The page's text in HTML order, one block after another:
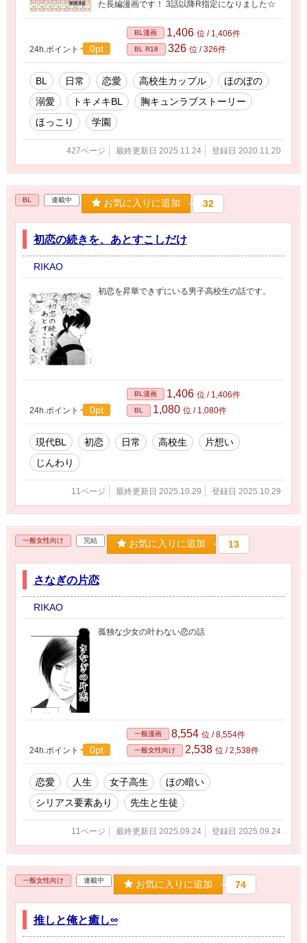
た長編漫画です！ 3話以降R指定になりました☆
24h.ポイント 0pt
BL漫画 1,406 位 / 1,406件
BL R18 326 位 / 326件
BL 日常 恋愛 高校生カップル
ほのぼの
溺愛
トキメキBL
胸キュンラブストーリー
ほっこり
学園
427ページ 最終更新日 2025.11.24 登録日 2020.11.20
BL 連載中 お気に入りに追加 32
初恋の続きを、あとすこしだけ
RIKAO
初恋を昇華できずにいる男子高校生の話です。
24h.ポイント 0pt
BL漫画 1,406 位 / 1,406件
BL 1,080 位 / 1,080件
現代BL 初恋 日常 高校生
片想い
じんわり
11ページ 最終更新日 2025.10.29 登録日 2025.10.29
一般女性向け 完結 お気に入りに追加 13
さなぎの片恋
RIKAO
孤独な少女の叶わない恋の話
24h.ポイント 0pt
一般漫画 8,554 位 / 8,554件
一般女性向け 2,538 位 / 2,538件
恋愛 人生 女子高生
ほの暗い
シリアス要素あり
先生と生徒
11ページ 最終更新日 2025.09.24 登録日 2025.09.24
一般女性向け 連載中 お気に入りに追加 74
推しと俺と癒し∞